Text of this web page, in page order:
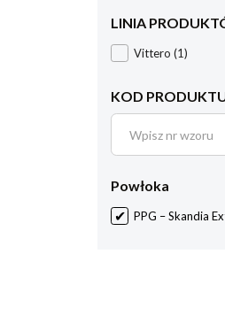
LINIA
Vittero (1)
KOD
Powłoka
PPG – Skandia